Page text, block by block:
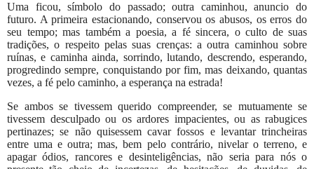
Uma ficou, símbolo do passado; outra caminhou, anuncio do
futuro. A primeira estacionando, conservou os abusos, os erros do
seu tempo; mas também a poesia, a fé sincera, o culto de suas
tradições, o respeito pelas suas crenças: a outra caminhou sobre
ruínas, e caminha ainda, sorrindo, lutando, descrendo, esperando,
progredindo sempre, conquistando por fim, mas deixando, quantas
vezes, a fé pelo caminho, a esperança na estrada!
Se ambos se tivessem querido compreender, se mutuamente se
tivessem desculpado ou os ardores impacientes, ou as rabugices
pertinazes; se não quisessem cavar fossos e levantar trincheiras
entre uma e outra; mas, bem pelo contrário, nivelar o terreno, e
apagar ódios, rancores e desinteligências, não seria para nós o